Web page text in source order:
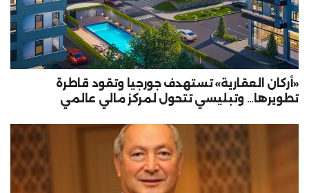
«أركان العقارية» تستهدف جورجيا وتقود قاطرة
تطويرها… وتبليسي تتحول لمركز مالي عالمي